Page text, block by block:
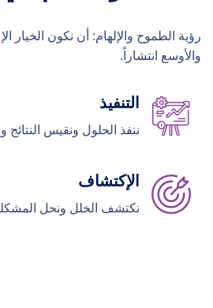
رؤية الطموح والإلهام: أن نكون الخيار
والأوسع انتشاراً.
التنفيذ
ننفذ الحلول ونقيس النتائج
الإكتشاف
نكتشف الخلل ونحل المشكلة